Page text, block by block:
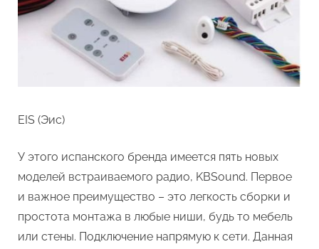
EIS (Эис)
У этого испанского бренда имеется пять новых
моделей встраиваемого радио, KBSound. Первое
и важное преимущество – это легкость сборки и
простота монтажа в любые ниши, будь то мебель
или стены. Подключение напрямую к сети. Данная